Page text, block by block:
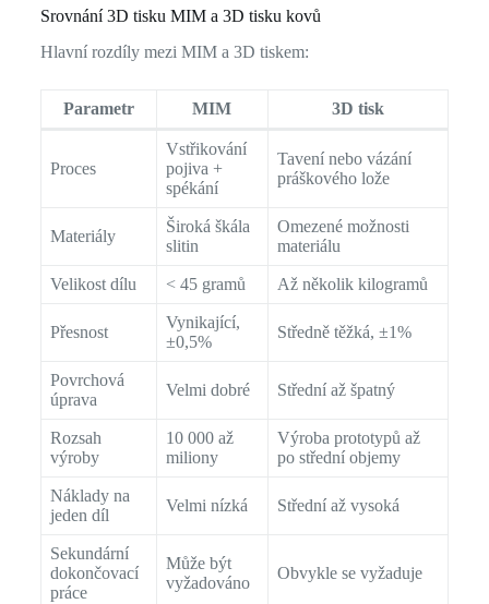
Srovnání 3D tisku MIM a 3D tisku kovů
Hlavní rozdíly mezi MIM a 3D tiskem:
Parametr MIM 3D tisk
Proces
Vstřikování
pojiva +
spékání
Tavení nebo vázání
práškového lože
Materiály
Široká škála
slitin
Omezené možnosti
materiálu
Velikost dílu < 45 gramů Až několik kilogramů
Přesnost
Vynikající,
±0,5%
Středně těžká, ±1%
Povrchová
úprava
Velmi dobré Střední až špatný
Rozsah
výroby
10 000 až
miliony
Výroba prototypů až
po střední objemy
Náklady na
jeden díl
Velmi nízká Střední až vysoká
Sekundární
dokončovací
práce
Může být
vyžadováno
Obvykle se vyžaduje